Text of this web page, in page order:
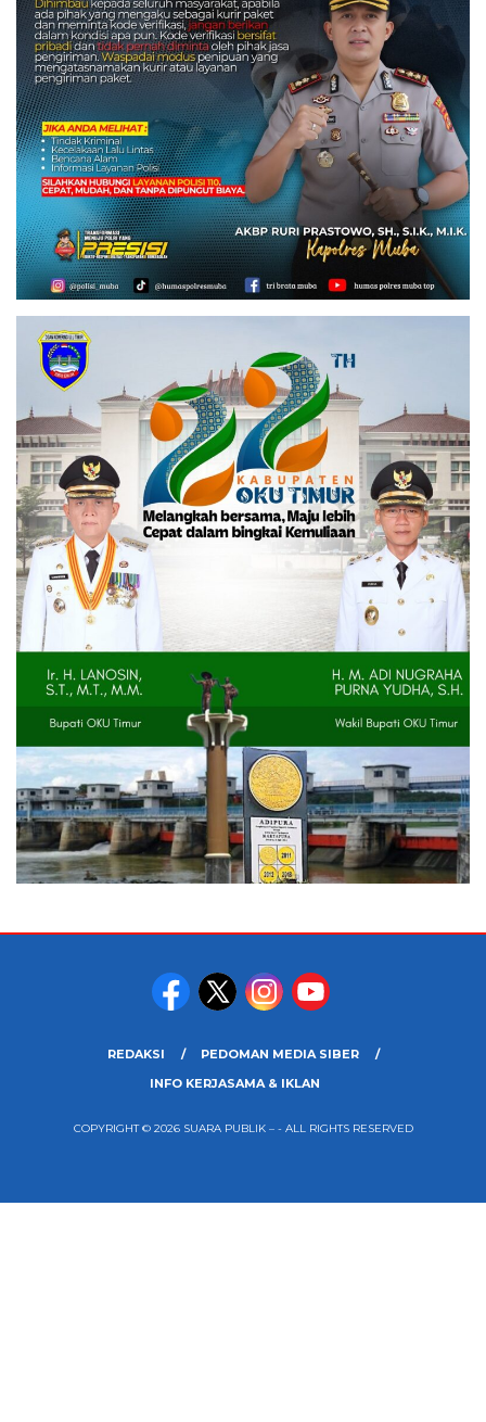
REDAKSI
PEDOMAN MEDIA SIBER
INFO KERJASAMA & IKLAN
COPYRIGHT © 2026 SUARA PUBLIK – - ALL RIGHTS RESERVED